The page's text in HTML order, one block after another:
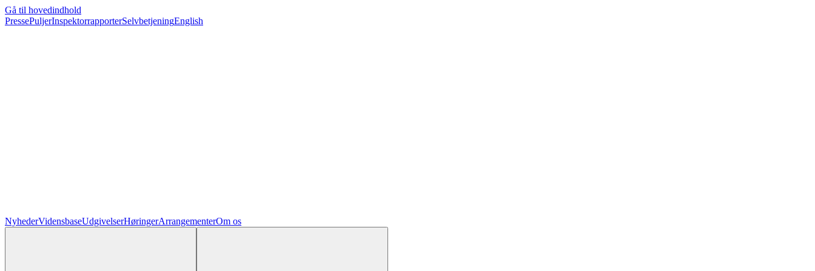
Gå til hovedindhold
PressePuljerInspektorrapporterSelvbetjeningEnglish
NyhederVidensbaseUdgivelserHøringerArrangementerOm os